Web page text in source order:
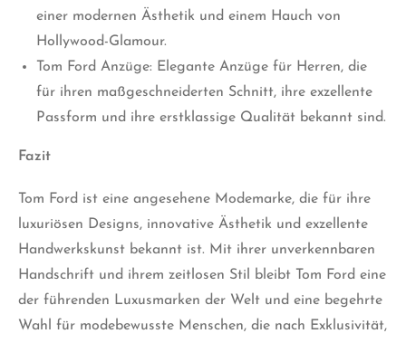
einer modernen Ästhetik und einem Hauch von
Hollywood-Glamour.
Tom Ford Anzüge: Elegante Anzüge für Herren, die
für ihren maßgeschneiderten Schnitt, ihre exzellente
Passform und ihre erstklassige Qualität bekannt sind.
Fazit
Tom Ford ist eine angesehene Modemarke, die für ihre
luxuriösen Designs, innovative Ästhetik und exzellente
Handwerkskunst bekannt ist. Mit ihrer unverkennbaren
Handschrift und ihrem zeitlosen Stil bleibt Tom Ford eine
der führenden Luxusmarken der Welt und eine begehrte
Wahl für modebewusste Menschen, die nach Exklusivität,